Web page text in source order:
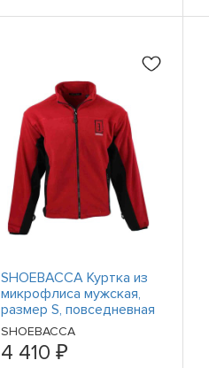
SHOEBACCA Куртка из
микрофлиса мужская,
размер S, повседневная
спортивная верхняя
одежда 8097-RD-SB
SHOEBACCA
4 410 ₽